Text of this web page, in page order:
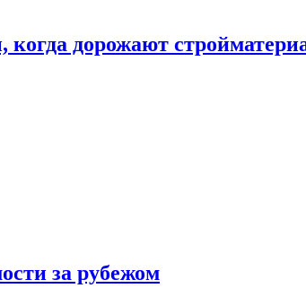
когда дорожают
за рубежом